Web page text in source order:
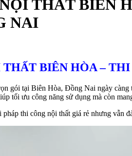
THẤT BIÊN
NAI
BIÊN HÒA –
gói tại Biên Hòa, Đồng Nai ngày
tối ưu công năng sử dụng mà còn
thi công nội thất giá rẻ nhưng vẫn